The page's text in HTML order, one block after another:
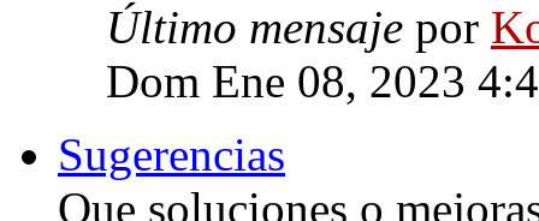
Último mensaje por
Dom Ene 08, 2023
Sugerencias
Que soluciones o